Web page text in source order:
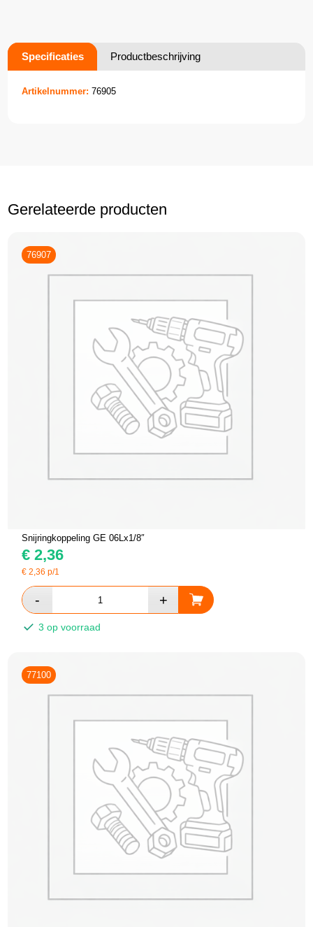
Specificaties Productbeschrijving
Artikelnummer: 76905
Gerelateerde producten
76907
Snijringkoppeling GE 06Lx1/8″
€ 2,36
€2,36 p/1
3 op voorraad
77100